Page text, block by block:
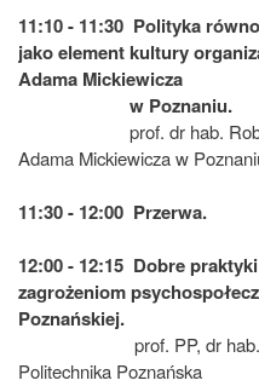
11:10 - 11:30 Polityka
jako element kultury
Adama Mickiewicza
w Poznaniu.
prof. dr hab. Robert
Adama Mickiewicza w
11:30 - 12:00 Przerwa.
12:00 - 12:15 Dobre
zagrożeniom
Poznańskiej.
prof. PP, dr hab. inż.
Politechnika Poznańska